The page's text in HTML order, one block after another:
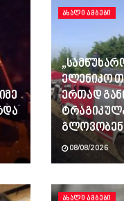
ᲐᲮᲐᲚᲘ ᲐᲛᲑᲔᲑᲘ
ელენიკო
ერთად
გლოვობენ
08/08/2026
ᲐᲮᲐᲚᲘ ᲐᲛᲑᲔᲑᲘ